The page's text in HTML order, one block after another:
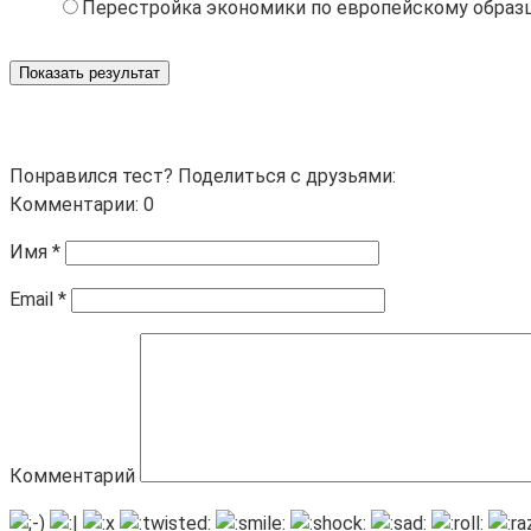
Перестройка экономики по европейскому
Показать результат
Понравился тест? Поделиться с друзьями:
Комментарии: 0
Имя *
Email *
Комментарий